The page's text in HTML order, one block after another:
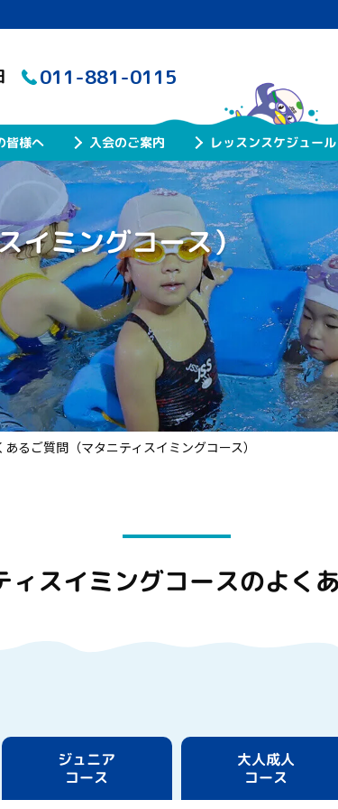
011-881-0115
皆様へ 入会のご案内 レッスンスケジュール
イミングコース）
あるご質問（マタニティスイミングコース）
ィスイミングコースのよく
ジュニア
コース
大人成人
コース